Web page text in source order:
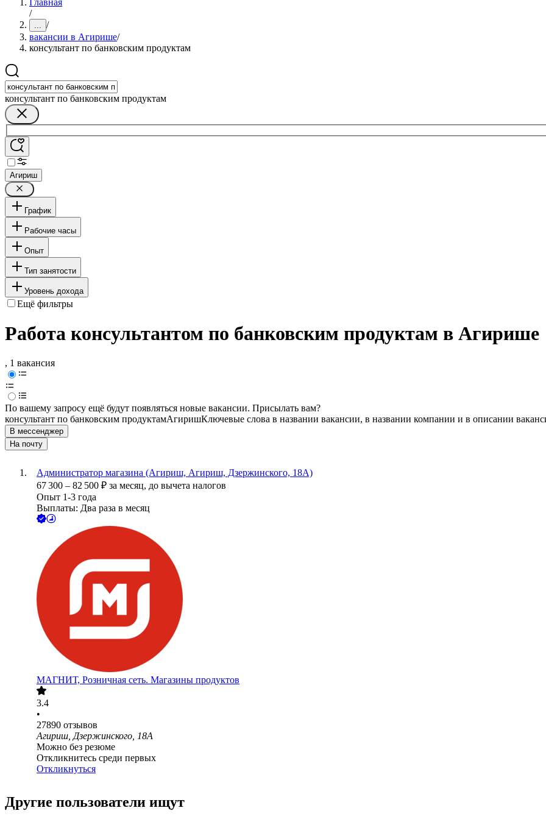
Главная
/
... /
вакансии в Агирише/
консультант по банковским продуктам
консультант по банковским продуктам
Агириш
График
Рабочие часы
Опыт
Тип занятости
Уровень дохода
Ещё фильтры
Работа консультантом по банковским продуктам в Агирише
, 1 вакансия
По вашему запросу ещё будут появляться новые вакансии. Присылать вам?
консультант по банковским продуктамАгиришКлючевые слова в названии вакансии, в названии компании и в описании
В мессенджер
На почту
Администратор магазина (Агириш, Агириш, Дзержинского, 18А)
67 300 – 82 500 ₽ за месяц, до вычета налогов
Опыт 1-3 года
Выплаты: Два раза в месяц
МАГНИТ, Розничная сеть. Магазины продуктов
3.4
•
27890 отзывов
Агириш, Дзержинского, 18А
Можно без резюме
Откликнитесь среди первых
Откликнуться
Другие пользователи ищут